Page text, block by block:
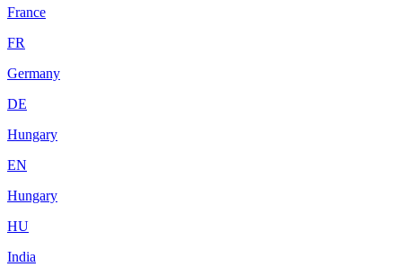
France
FR
Germany
DE
Hungary
EN
Hungary
HU
India